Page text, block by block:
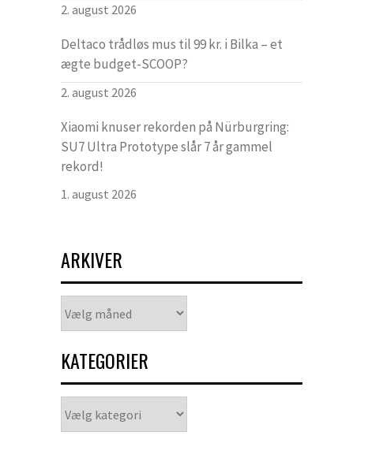
2. august 2026
Deltaco trådløs mus til 99 kr. i Bilka – et
ægte budget-SCOOP?
2. august 2026
Xiaomi knuser rekorden på Nürburgring:
SU7 Ultra Prototype slår 7 år gammel
rekord!
1. august 2026
ARKIVER
KATEGORIER